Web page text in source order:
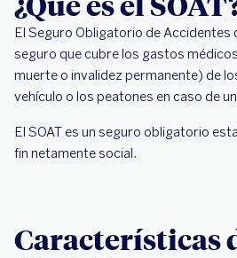
Características del SOAT
¿Cómo adquirir el SOAT
Cobertura del SOAT
¿Cómo adquirir el SOAT
El Seguro Obligatorio de Accidentes
seguro que cubre los gastos
muerte o invalidez permanente) de
vehículo o los peatones en caso de
El SOAT es un seguro obligatorio
fin netamente social.
Características